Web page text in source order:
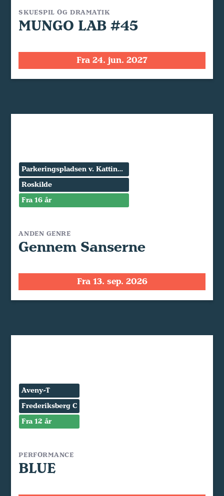
SKUESPIL OG DRAMATIK
MUNGO LAB #45
Fra 24. jun. 2027
Parkeringspladsen v. Kattinge Værk
Roskilde
Fra 16 år
ANDEN GENRE
Gennem Sanserne
Fra 13. sep. 2026
Aveny-T
Frederiksberg C
Fra 12 år
PERFORMANCE
BLUE